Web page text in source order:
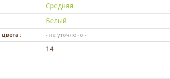
Средняя
Белый
:
- не уточнено -
14